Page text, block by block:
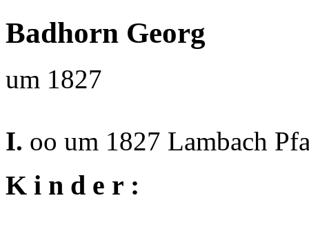
Badhorn Georg
um 1827
I. oo um 1827 Lambach
K i n d e r :